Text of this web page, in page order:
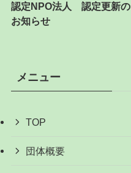
認定NPO法人 認定更新の
お知らせ
メニュー
TOP
団体概要